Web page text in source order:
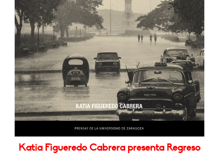
Katia Figueredo Cabrera presenta Regreso